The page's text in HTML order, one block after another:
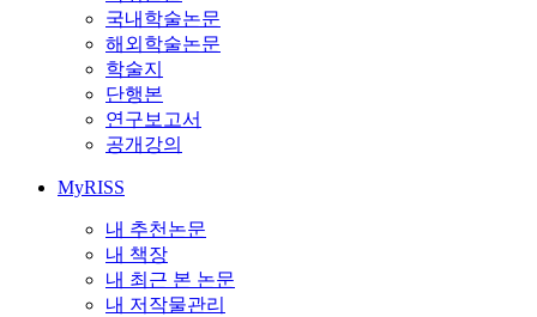
국내학술논문
해외학술논문
학술지
단행본
연구보고서
공개강의
MyRISS
내 추천논문
내 책장
내 최근 본 논문
내 저작물관리